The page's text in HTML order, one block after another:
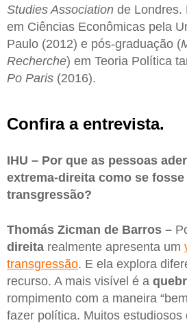
Studies Association de Londres.
em Ciências Econômicas pela
Paulo (2012) e pós-graduação (
Recherche) em Teoria Política
Po Paris (2016).
Confira a entrevista.
IHU – Por que as pessoas
extrema-direita como se
transgressão?
Thomás Zicman de Barros –
direita realmente apresenta um
transgressão. E ela explora
recurso. A mais visível é a
rompimento com a maneira
fazer política. Muitos estudiosos